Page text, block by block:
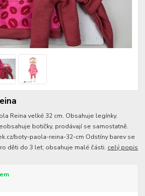
Reina velké 32 cm. Obsahuje legínky.
botičky, prodávají se samostatně.
boty-paola-reina-32-cm Odstíny barev se
děti do 3 let; obsahuje malé části. celý popis